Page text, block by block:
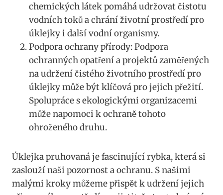
chemických látek⁣ pomáhá udržovat čistotu
vodních toků ⁢a ‌chrání životní prostředí pro
úklejky i další‍ vodní‍ organismy.
Podpora ochrany⁢ přírody: Podpora
ochranných opatření⁤ a ⁣projektů zaměřených
na udržení čistého životního prostředí​ pro
úklejky může být ‌klíčová pro jejich přežití.
Spolupráce s ekologickými​ organizacemi
⁣může napomoci‍ k ochraně ⁤tohoto⁢
ohroženého druhu.
Úklejka⁣ pruhovaná je fascinující⁢ rybka, která‍ si
‍zaslouží naši pozornost ⁤a ochranu.‍ S našimi
malými ​kroky můžeme ⁣přispět k udržení ⁣jejich